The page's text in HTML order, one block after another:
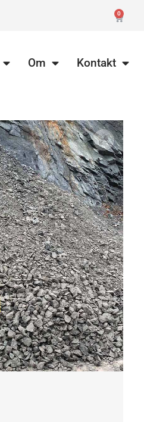
0
Om Kontakt